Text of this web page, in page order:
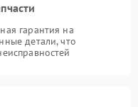
гарантия на
детали, что